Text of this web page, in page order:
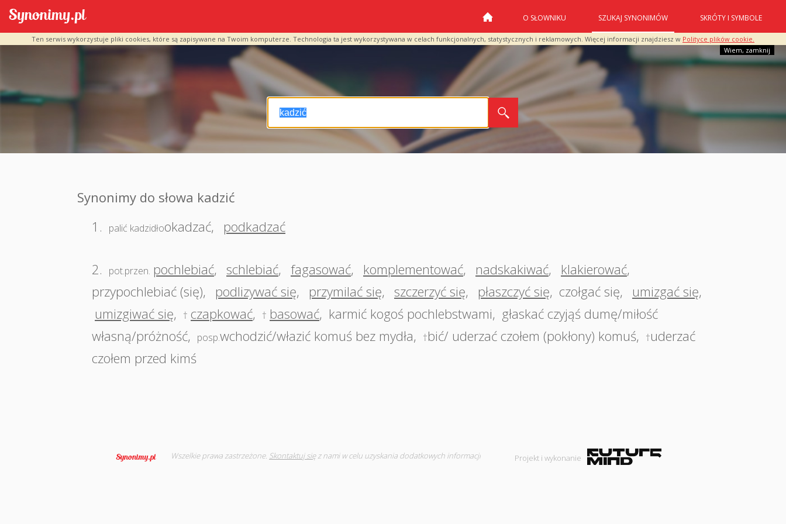
Ten serwis wykorzystuje pliki cookies, które są zapisywane na Twoim komputerze. Technologia ta jest wykorzystywana w celach funkcjonalnych, statystycznych i reklamowych. Więcej informacji znajdziesz w Polityce plików cookie.
Wiem, zamknij
O SŁOWNIKU SZUKAJ SYNONIMÓW SKRÓTY I SYMBOLE
Synonimy do słowa kadzić
1.
palić kadzidłookadzać, podkadzać
2. pot.przen. pochlebiać, schlebiać, fagasować, komplementować, nadskakiwać, klakierować,
przypochlebiać (się), podlizywać się, przymilać się, szczerzyć się, płaszczyć się, czołgać się, umizgać się,
umizgiwać się, † czapkować, † basować, karmić kogoś pochlebstwami, głaskać czyjąś dumę/miłość
własną/próżność, posp.wchodzić/włazić komuś bez mydła, †bić/ uderzać czołem (pokłony) komuś, †uderzać
czołem przed kimś
Wszelkie prawa zastrzeżone. Skontaktuj sięz nami w celu uzyskania dodatkowych informacji Projekt i wykonanie